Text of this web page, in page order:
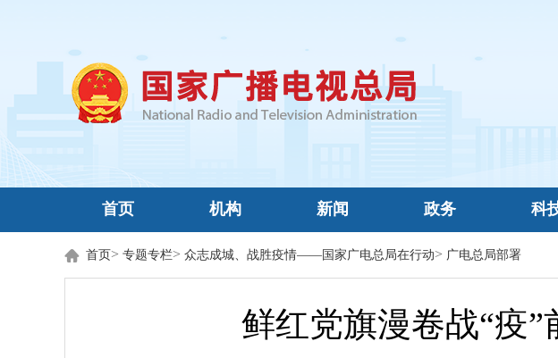
首页 机构 新闻 政务 科
首页> 专题专栏> 众志成城、战胜疫情——国家广电总局在行动> 广电总局部署
鲜红党旗漫卷战“疫